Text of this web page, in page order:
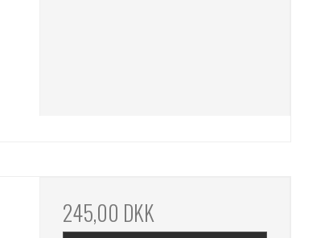
245,00 DKK